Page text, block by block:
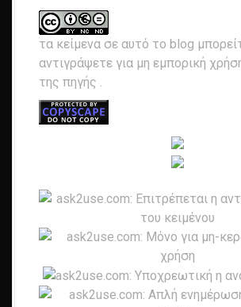
τα κείμενα σε αυτό το blog
αντιγράψετε για μη εμπορική
της πηγής .